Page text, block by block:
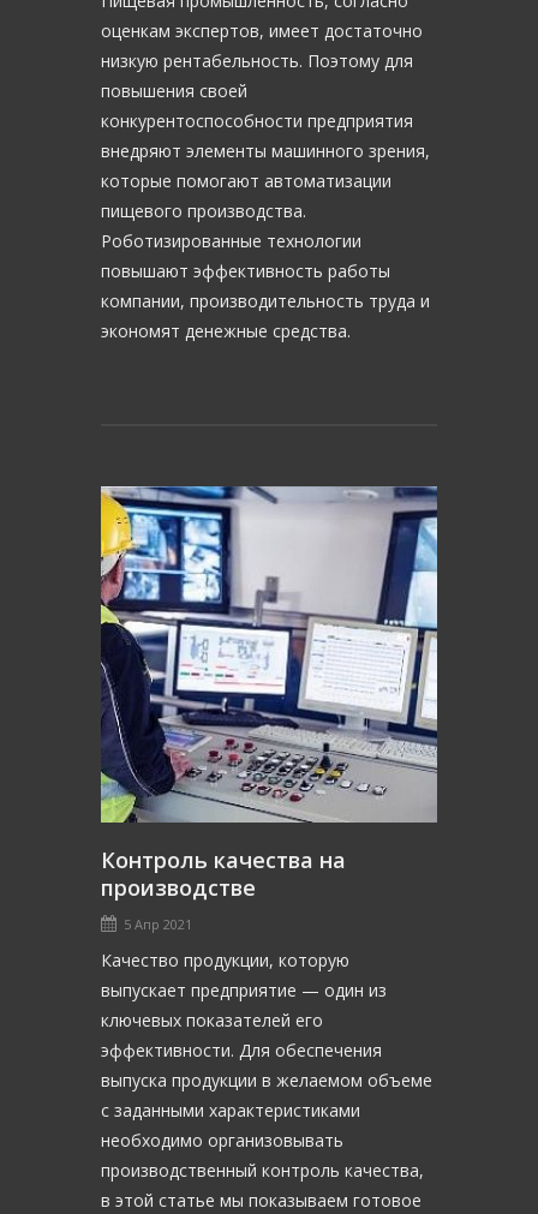
оценкам экспертов, имеет достаточно
низкую рентабельность. Поэтому для
повышения своей
конкурентоспособности предприятия
внедряют элементы машинного зрения,
которые помогают автоматизации
пищевого производства.
Роботизированные технологии
повышают эффективность работы
компании, производительность труда и
экономят денежные средства.
Контроль качества на
производстве
5 Апр 2021
Качество продукции, которую
выпускает предприятие — один из
ключевых показателей его
эффективности. Для обеспечения
выпуска продукции в желаемом объеме
с заданными характеристиками
необходимо организовывать
производственный контроль качества,
в этой статье мы показываем готовое